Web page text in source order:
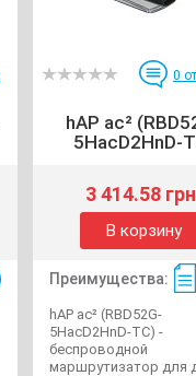
0
hAP ac²
5HacD2HnD-
3 414.58
В корзину
Преимущества:
hAP ac² (RBD52G-
5HacD2HnD-TC) -
беспроводной
маршрутизатор для